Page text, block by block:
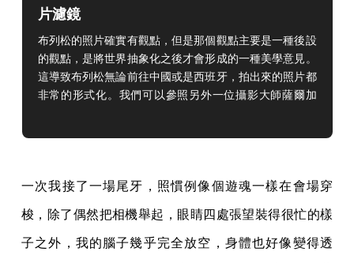
片濾鏡
布列松的照片確實有觀點，但是那個觀點主要是一種後設
的觀點，是將世界抽象化之後才會形成的一種美學意見。
這導致布列松無論前往中國或是西班牙，拍出來的照片都
非常的形式化。我們可以參照另外一位攝影大師薩爾加
一次我接了一場尾牙，照慣例像個遊魂一樣在會場穿
梭，除了偶然把相機舉起，眼睛四處張望裝得很忙的樣
子之外，我的腦子幾乎完全放空，身體也好像變得透